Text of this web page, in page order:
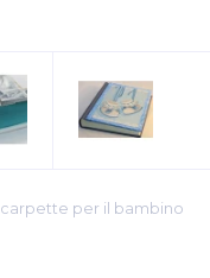
per il bambino